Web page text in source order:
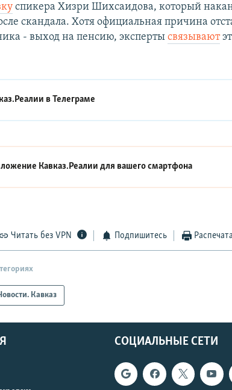
спикера Хизри Шихсаидова, который
скандала. Хотя официальная причина
- выход на пенсию, эксперты связывают
вТелеграме
Кавказ.Реалии для вашего смартфона
Читать без VPN Подпишитесь
Кавказ
СОЦИАЛЬНЫЕ СЕТИ